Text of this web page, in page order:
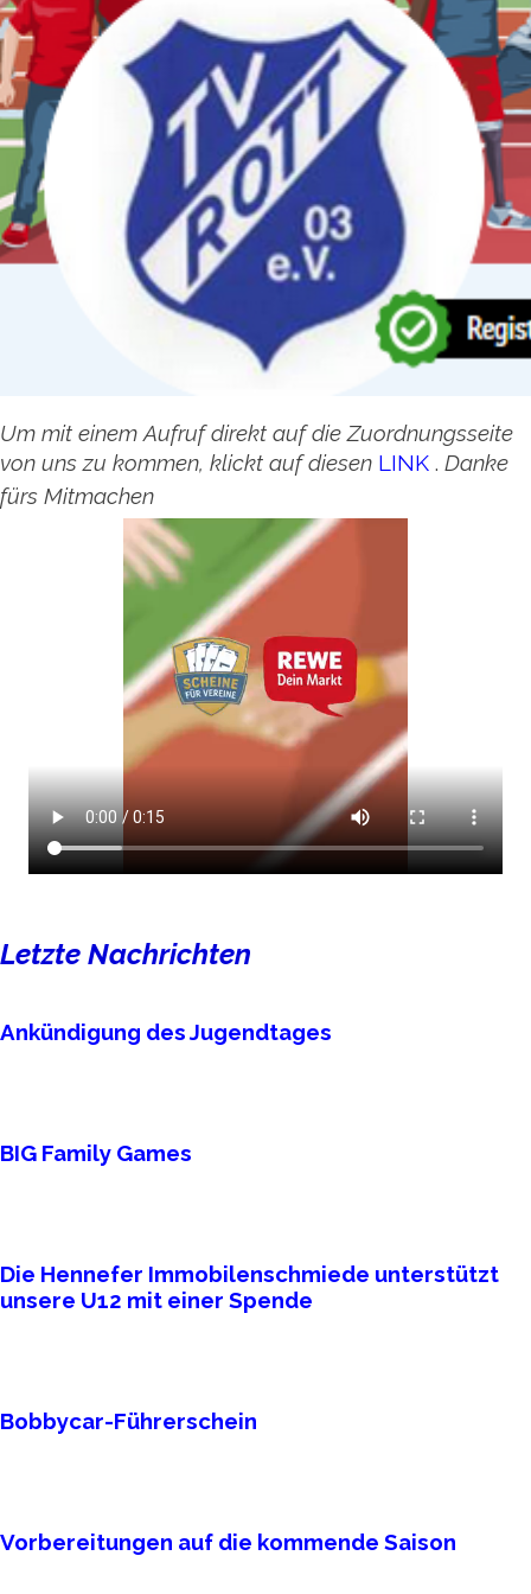
Um mit einem Aufruf direkt auf die Zuordnungsseite
von uns zu kommen, klickt auf diesen LINK . Danke
fürs Mitmachen
Block überspringen Letzte Nachrichten
Letzte Nachrichten
Ankündigung des Jugendtages
BIG Family Games
Die Hennefer Immobilenschmiede unterstützt
unsere U12 mit einer Spende
Bobbycar-Führerschein
Vorbereitungen auf die kommende Saison